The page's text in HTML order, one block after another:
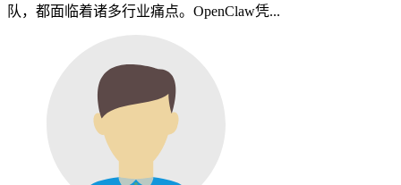
队，都面临着诸多行业痛点。OpenClaw凭...